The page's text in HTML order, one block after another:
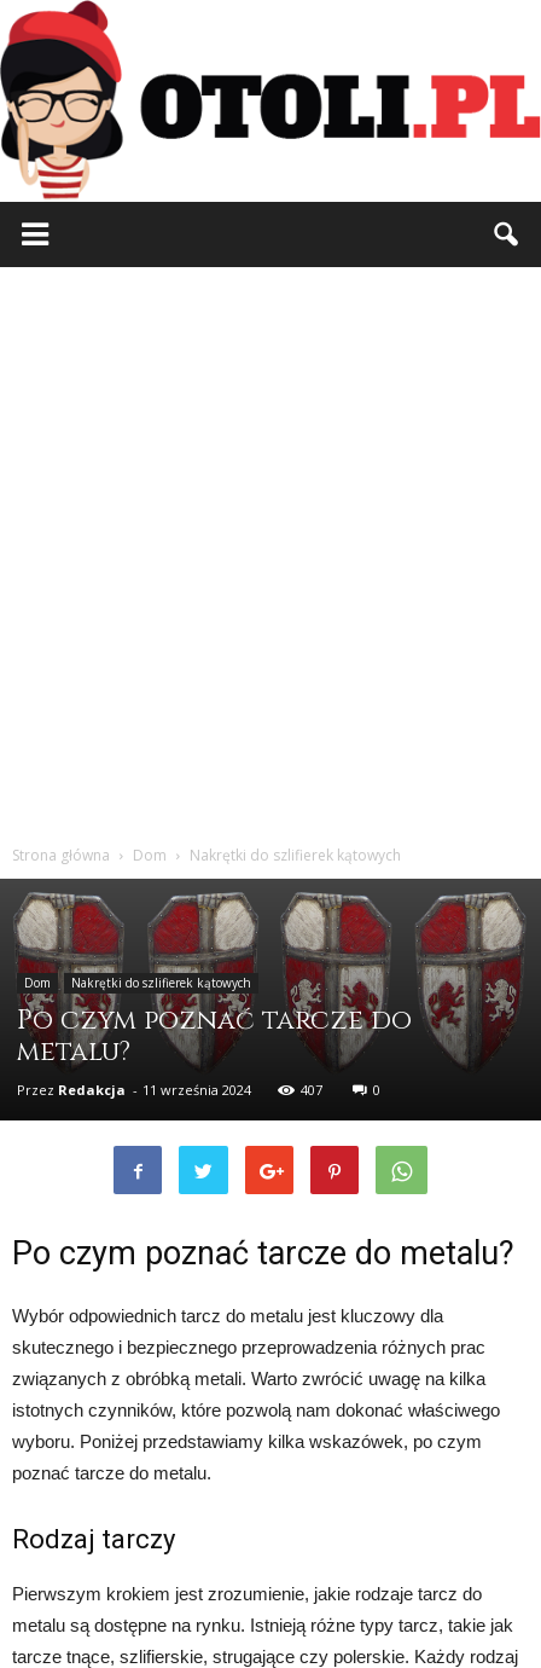
Strona główna Dom Nakrętki do szlifierek kątowych
Dom Nakrętki do szlifierek kątowych
Po czym poznać tarcze do
metalu?
Przez Redakcja - 11 września 2024 407 0
Po czym poznać tarcze do metalu?
Wybór odpowiednich tarcz do metalu jest kluczowy dla
skutecznego i bezpiecznego przeprowadzenia różnych prac
związanych z obróbką metali. Warto zwrócić uwagę na kilka
istotnych czynników, które pozwolą nam dokonać właściwego
wyboru. Poniżej przedstawiamy kilka wskazówek, po czym
poznać tarcze do metalu.
Rodzaj tarczy
Pierwszym krokiem jest zrozumienie, jakie rodzaje tarcz do
metalu są dostępne na rynku. Istnieją różne typy tarcz, takie jak
tarcze tnące, szlifierskie, strugające czy polerskie. Każdy rodzaj